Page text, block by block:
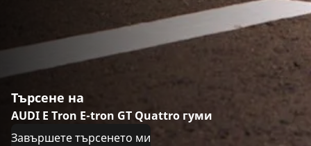
Търсене на
AUDI E Tron E-tron GT Quattro гуми
Завършете търсенето ми